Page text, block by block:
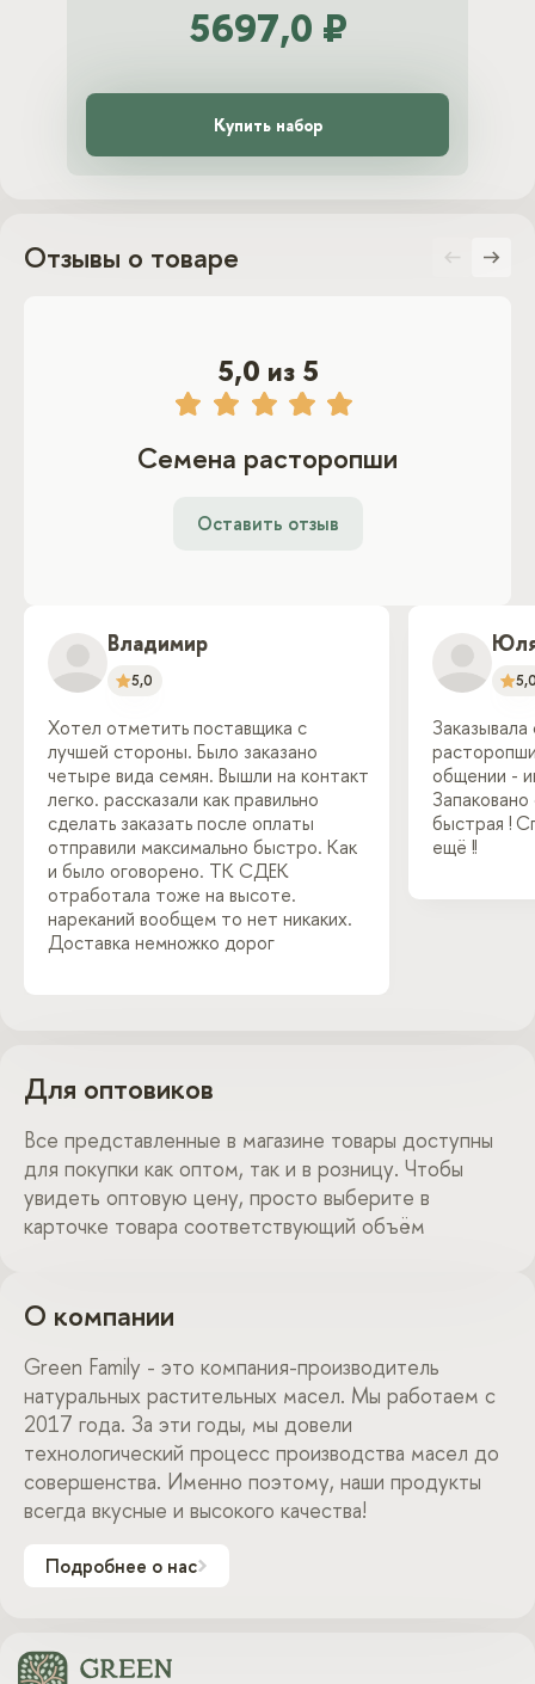
5697,0 ₽
Купить набор
Отзывы о товаре
5,0 из 5
Семена расторопши
Оставить отзыв
Владимир
5,0
Хотел отметить поставщика с
лучшей стороны. Было заказано
четыре вида семян. Вышли на контакт
легко. рассказали как правильно
сделать заказать после оплаты
отправили максимально быстро. Как
и было оговорено. ТК СДЕК
отработала тоже на высоте.
нареканий вообщем то нет никаких.
Доставка немножко дорог
общении -
быстрая !
ещё !!
Для оптовиков
Все представленные в магазине товары доступны
для покупки как оптом, так и в розницу. Чтобы
увидеть оптовую цену, просто выберите в
карточке товара соответствующий объём
О компании
Подробнее о нас
Green Family - это компания-производитель
натуральных растительных масел. Мы работаем с
2017 года. За эти годы, мы довели
технологический процесс производства масел до
совершенства. Именно поэтому, наши продукты
всегда вкусные и высокого качества!